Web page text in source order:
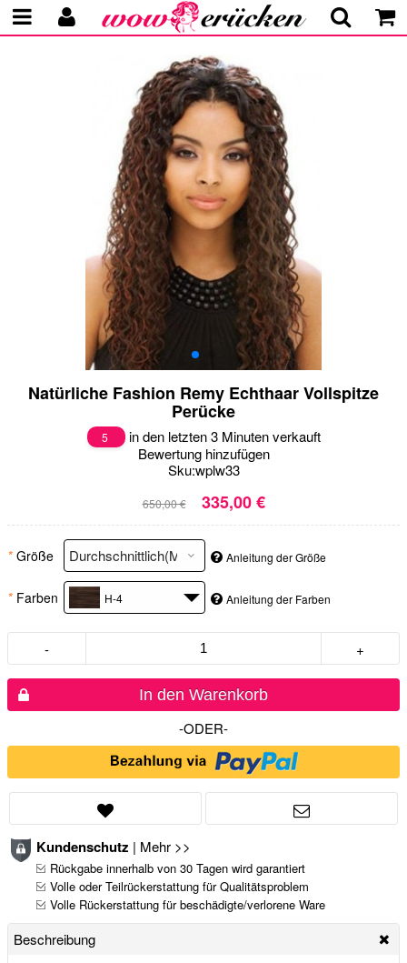
Natürliche Fashion Remy Echthaar Vollspitze
Perücke
5
in den letzten 3 Minuten verkauft
Bewertung hinzufügen
Sku:wplw33
650,00 € 335,00 €
* Größe Anleitung der Größe
* Farben H-4 Anleitung der Farben
- +
In den Warenkorb
-ODER-
Kundenschutz | Mehr >>
Rückgabe innerhalb von 30 Tagen wird garantiert
Volle oder Teilrückerstattung für Qualitätsproblem
Volle Rückerstattung für beschädigte/verlorene Ware
Beschreibung